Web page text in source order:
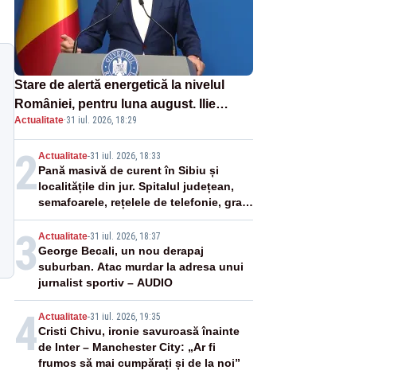
Stare de alertă energetică la nivelul
României, pentru luna august. Ilie
Bolojan a anunțat importuri și posibile
restricții – VIDEO
Actualitate·31 iul. 2026, 18:29
2Actualitate-31 iul. 2026, 18:33
Pană masivă de curent în Sibiu și
localitățile din jur. Spitalul județean,
semafoarele, rețelele de telefonie, grav
afectate
3 Actualitate-31 iul. 2026, 18:37
George Becali, un nou derapaj
suburban. Atac murdar la adresa unui
jurnalist sportiv – AUDIO
4Actualitate-31 iul. 2026, 19:35
Cristi Chivu, ironie savuroasă înainte
de Inter – Manchester City: „Ar fi
frumos să mai cumpărați și de la noi”